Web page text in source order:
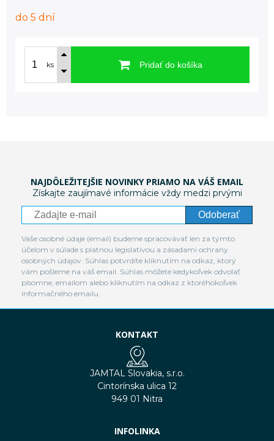
do 5 dní
ks Pridať do košíka
NAJDÔLEŽITEJŠIE NOVINKY PRIAMO NA VÁŠ EMAIL
Získajte zaujímavé informácie vždy medzi prvými
Odoberať
Vaše osobné údaje (email) budeme spracovávať len za týmto
účelom v súlade s platnou legislatívou a zásadami ochrany
osobných údajov. Súhlas potvrdíte kliknutím na odkaz, ktorý
vám pošleme na váš email. Súhlas môžete kedykoľvek odvolať
písomne, emailom alebo kliknutím na odkaz z ktoréhokoľvek
informačného emailu.
KONTAKT
JAMTAL Slovakia, s.r.o.
Cintorínska ulica 12
949 01 Nitra
INFOLINKA